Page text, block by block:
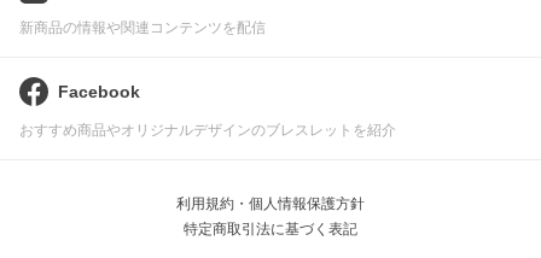
新商品の情報や関連コンテンツを配信
Facebook
おすすめ商品やオリジナルデザインのブレスレットを紹介
利用規約・個人情報保護方針
特定商取引法に基づく表記